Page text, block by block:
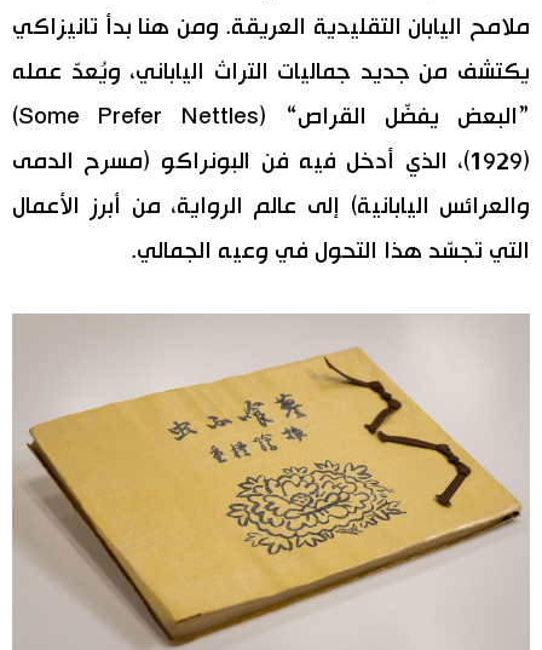
ملامح اليابان التقليدية العريقة. ومن هنا بدأ تانيزاكي
يكتشف من جديد جماليات التراث الياباني، ويُعدّ عمله
”البعض يفضّل القراص“ (Some Prefer Nettles)
(1929)، الذي أدخل فيه فن البونراكو (مسرح الدمى
والعرائس اليابانية) إلى عالم الرواية، من أبرز الأعمال
التي تجسّد هذا التحول في وعيه الجمالي.